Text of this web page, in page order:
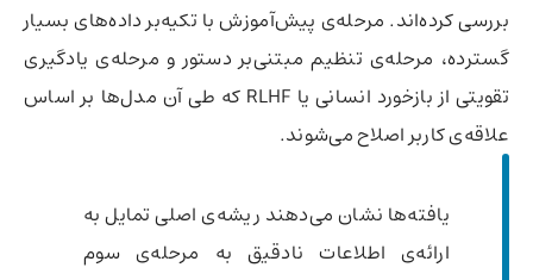
بررسی کرده‌اند. مرحله‌ی پیش‌آموزش با تکیه‌بر داده‌های بسیار
گسترده، مرحله‌ی تنظیم مبتنی‌بر دستور و مرحله‌ی یادگیری
تقویتی از بازخورد انسانی یا RLHF که طی آن مدل‌ها بر اساس
علاقه‌ی کاربر اصلاح می‌شوند.
یافته‌ها نشان می‌دهند ریشه‌ی اصلی تمایل به
ارائه‌ی اطلاعات نادقیق به مرحله‌ی سوم